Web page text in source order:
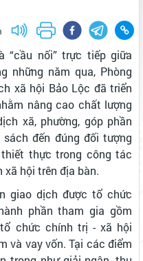
“cầu nối” trực tiếp giữa
những năm qua, Phòng
xã hội Bảo Lộc đã triển
nâng cao chất lượng
xã, phường, góp phần
đến đúng đối tượng
thực trong công tác
xã hội trên địa bàn.
giao dịch được tổ chức
phần tham gia gồm
chức chính trị - xã hội
và vay vốn. Tại các điểm